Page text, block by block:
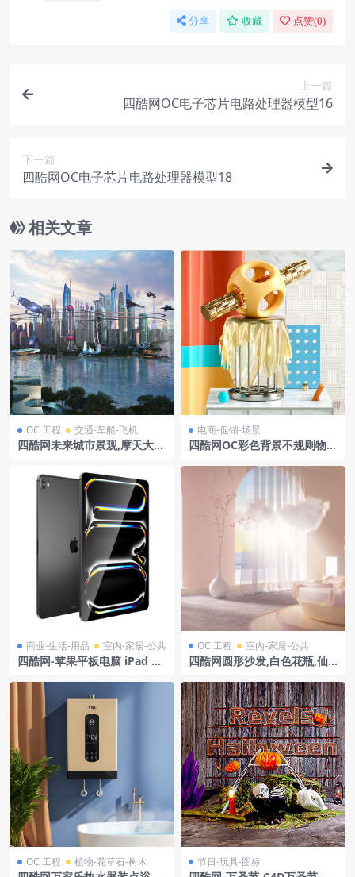
分享 收藏 点赞(0)
上一篇
四酷网OC电子芯片电路处理器模型16
下一篇
四酷网OC电子芯片电路处理器模型18
相关文章
OC 工程 交通-车船-飞机
四酷网未来城市景观,摩天大楼
电商-促销-场景
四酷网OC彩色背景不规则物金
商业-生活-用品 室内-家居-公共
四酷网-苹果平板电脑 iPad Pr
OC 工程 室内-家居-公共
四酷网圆形沙发,白色花瓶,仙
OC 工程 植物-花草石-树木 节日-玩具-图标